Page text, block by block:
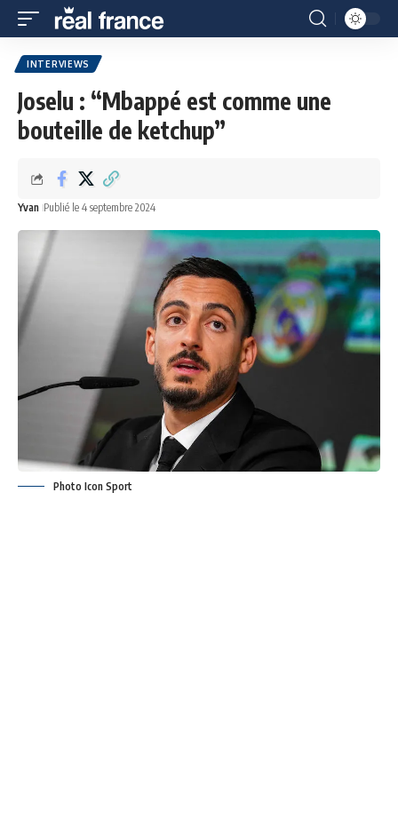
INTERVIEWS
Joselu : “Mbappé est comme une
bouteille de ketchup”
Yvan Publié le 4 septembre 2024
Photo Icon Sport